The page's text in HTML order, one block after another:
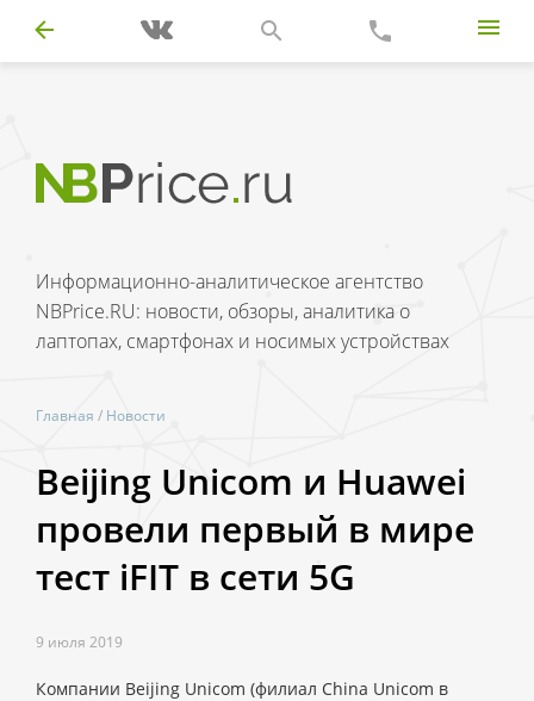
Информационно-аналитическое агентство
NBPrice.RU: новости, обзоры, аналитика о
лаптопах, смартфонах и носимых устройствах
Главная / Новости
Beijing Unicom и Huawei
провели первый в мире
тест iFIT в сети 5G
9 июля 2019
Компании Beijing Unicom (филиал China Unicom в